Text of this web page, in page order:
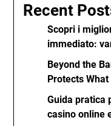
Recent
Scopri i
immediato:
Beyond the
Protects
Guida pratica
casino online